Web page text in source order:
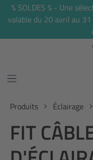
principal
% SOLDES % - Une
valable du 20 avril au
Produits Éclairage
FIT